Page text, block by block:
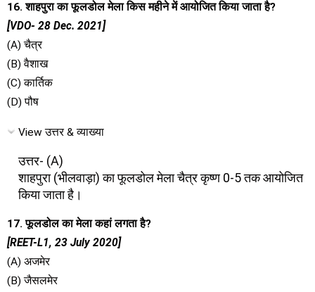
16. शाहपुरा का फूलडोल मेला किस महीने में आयोजित किया जाता है?
[VDO- 28 Dec. 2021]
(A) चैत्र
(B) वैशाख
(C) कार्तिक
(D) पौष
View उत्तर & व्याख्या
उत्तर- (A)
शाहपुरा (भीलवाड़ा) का फूलडोल मेला चैत्र कृष्ण 0-5 तक आयोजित
किया जाता है।
17. फूलडोल का मेला कहां लगता है?
[REET-L1, 23 July 2020]
(A) अजमेर
(B) जैसलमेर